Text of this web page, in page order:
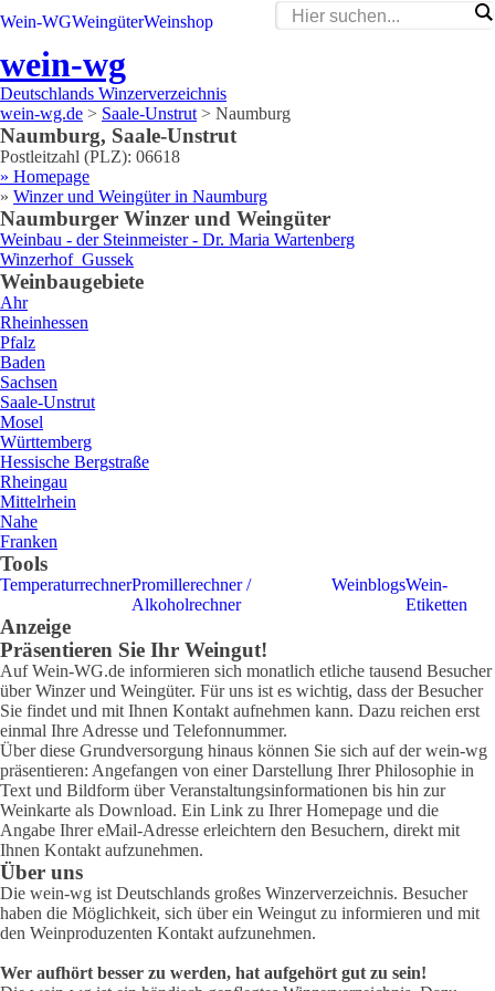
Wein-WGWeingüterWeinshop
wein-wg
Deutschlands Winzerverzeichnis
wein-wg.de > Saale-Unstrut > Naumburg
Naumburg, Saale-Unstrut
Postleitzahl (PLZ): 06618
» Homepage
» Winzer und Weingüter in Naumburg
Naumburger Winzer und Weingüter
Weinbau - der Steinmeister - Dr. Maria Wartenberg
Winzerhof Gussek
Weinbaugebiete
Ahr
Rheinhessen
Pfalz
Baden
Sachsen
Saale-Unstrut
Mosel
Württemberg
Hessische Bergstraße
Rheingau
Mittelrhein
Nahe
Franken
Tools
TemperaturrechnerPromillerechner /
Alkoholrechner
WeinblogsWein-
Etiketten
Anzeige
Präsentieren Sie Ihr Weingut!
Auf Wein-WG.de informieren sich monatlich etliche tausend Besucher
über Winzer und Weingüter. Für uns ist es wichtig, dass der Besucher
Sie findet und mit Ihnen Kontakt aufnehmen kann. Dazu reichen erst
einmal Ihre Adresse und Telefonnummer.
Über diese Grundversorgung hinaus können Sie sich auf der wein-wg
präsentieren: Angefangen von einer Darstellung Ihrer Philosophie in
Text und Bildform über Veranstaltungsinformationen bis hin zur
Weinkarte als Download. Ein Link zu Ihrer Homepage und die
Angabe Ihrer eMail-Adresse erleichtern den Besuchern, direkt mit
Ihnen Kontakt aufzunehmen.
Über uns
Die wein-wg ist Deutschlands großes Winzerverzeichnis. Besucher
haben die Möglichkeit, sich über ein Weingut zu informieren und mit
den Weinproduzenten Kontakt aufzunehmen.
Wer aufhört besser zu werden, hat aufgehört gut zu sein!